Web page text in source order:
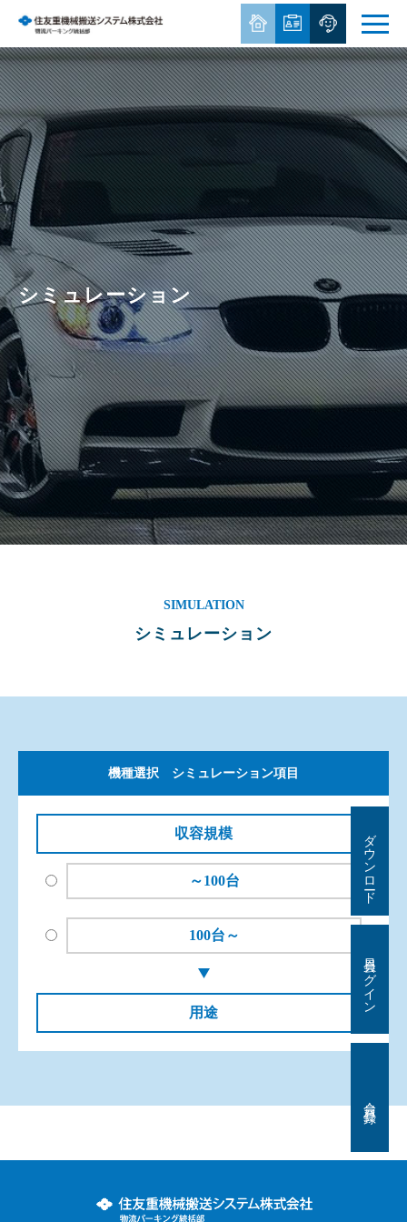
シミュレーション
ダウンロード
会員ログイン
SIMULATION
シミュレーション
機種選択 シミュレーション項目
収容規模
～100台
100台～
用途